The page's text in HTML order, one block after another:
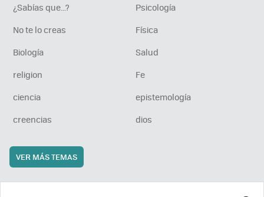
¿Sabías que...?
Psicología
No te lo creas
Física
Biología
Salud
religion
Fe
ciencia
epistemología
creencias
dios
VER MÁS TEMAS